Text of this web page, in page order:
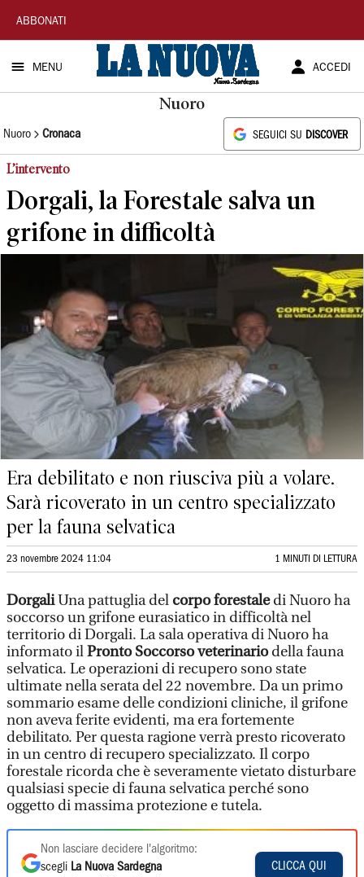
La
Nuova
Sardegna
ABBONATI
MENU ACCEDI
Nuoro
Nuoro Cronaca SEGUICI SU DISCOVER
L’intervento
Dorgali, la Forestale salva un
grifone in difficoltà
Era debilitato e non riusciva più a volare.
Sarà ricoverato in un centro specializzato
per la fauna selvatica
23 novembre 2024 11:04 1 MINUTI DI LETTURA
DorgaliUna pattuglia del corpo forestaledi Nuoro ha
soccorso un grifone eurasiatico in difficoltà nel
territorio di Dorgali. La sala operativa di Nuoro ha
informato ilPronto Soccorso veterinariodella fauna
selvatica. Le operazioni di recupero sono state
ultimate nella serata del 22 novembre. Da un primo
sommario esame delle condizioni cliniche, il grifone
non aveva ferite evidenti, ma era fortemente
debilitato. Per questa ragione verrà presto ricoverato
in un centro di recupero specializzato. Il corpo
forestale ricorda che è severamente vietato disturbare
qualsiasi specie di fauna selvatica perché sono
oggetto di massima protezione e tutela.
Non lasciare decidere l'algoritmo:
scegli La Nuova Sardegna
CLICCA QUI